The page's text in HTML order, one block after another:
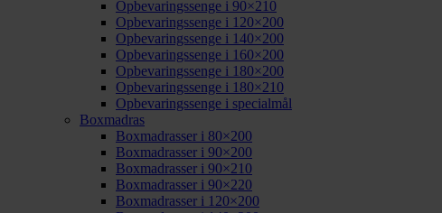
Opbevaringssenge i 90×210
Opbevaringssenge i 120×200
Opbevaringssenge i 140×200
Opbevaringssenge i 160×200
Opbevaringssenge i 180×200
Opbevaringssenge i 180×210
Opbevaringssenge i specialmål
Boxmadras
Boxmadrasser i 80×200
Boxmadrasser i 90×200
Boxmadrasser i 90×210
Boxmadrasser i 90×220
Boxmadrasser i 120×200